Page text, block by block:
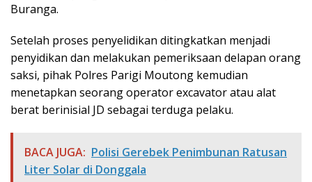
Buranga.
Setelah proses penyelidikan ditingkatkan menjadi
penyidikan dan melakukan pemeriksaan delapan orang
saksi, pihak Polres Parigi Moutong kemudian
menetapkan seorang operator excavator atau alat
berat berinisial JD sebagai terduga pelaku.
BACA JUGA: Polisi Gerebek Penimbunan Ratusan
Liter Solar di Donggala